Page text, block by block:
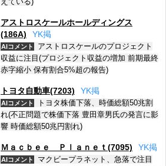
アストロスケールホールディングス
(186A)
YK掲
AIコメント
アストロスケールのプロジェクト
収益に注目(プロジェクト収益の増加 前期最終
赤字縮小 保有割合5%超の報告)
トヨタ自動車(7203) YK掲
AIコメント
トヨタ株価下落、時価総額50兆割
れ(不正問題で株価下落 豊田章男氏の発言に影
響 時価総額50兆円割れ)
Ｍａｃｂｅｅ Ｐｌａｎｅｔ(7095) YK掲
AIコメント
マクビープラネット、急落で注目